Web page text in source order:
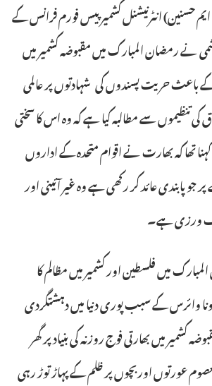
حسنین) انٹرنیشنل کشمیر پیس فورم فرانس کے
نے رمضان المبارک میں مقبوضہ کشمیر میں
باعث حریت پسندوں کی شہادتوں پر عالمی
کی تنظیموں سے مطالبہ کیا ہے کہ وہ اس کا سختی
تھا کہ بھارت نے اقوام متحدہ کے اداروں
پابندی عائد کر رکھی ہے وہ غیر آئینی اور
ورزی ہے۔
میں فلسطین اور کشمیر میں مظالم کا
وائرس کے سبب پوری دنیا میں دہشتگردی
کشمیر میں بھارتی فوج روزنہ کی بنیاد پر گھر
عورتوں اوربچوں پر ظلم کے پہاڑ توڑ رہی